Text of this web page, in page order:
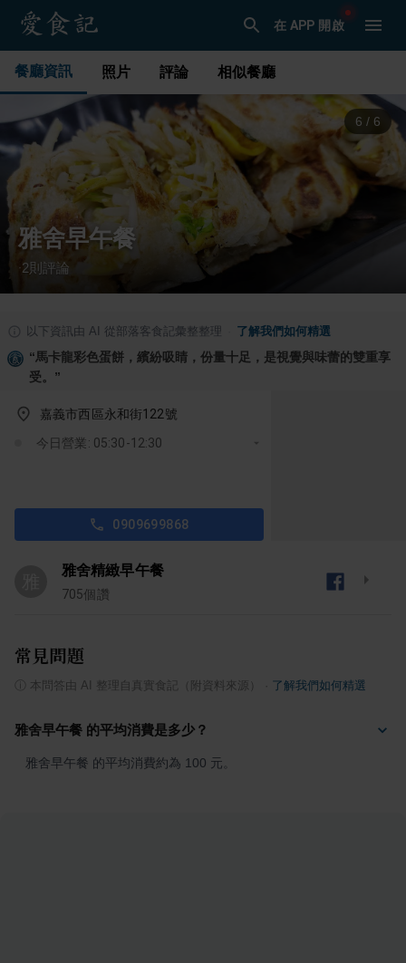
在 APP 開啟
餐廳資訊 照片 評論 相似餐廳
1 / 6
雅舍早午餐
·2 則評論
以下資訊由 AI 從部落客食記彙整整理 了解我們如何精選
“馬卡龍彩色蛋餅，繽紛吸睛，份量十足，是視覺與味蕾的雙重享
受。 ”
嘉義市西區永和街122號
今日營業: 05:30-12:30
0909699868
雅舍精緻早午餐
705個讚
常見問題
本問答由 AI 整理自真實食記（附資料來源） 了解我們如何精選
雅舍早午餐 的平均消費是多少？
雅舍早午餐 的平均消費約為 100 元。